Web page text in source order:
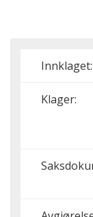
Innklaget:
Klager: